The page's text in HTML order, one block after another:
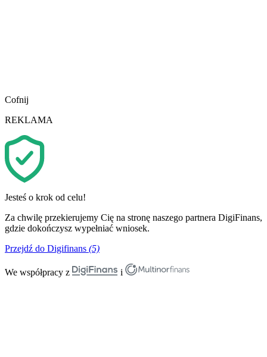
Cofnij
REKLAMA
Jesteś o krok od celu!
Za chwilę przekierujemy Cię na stronę naszego partnera DigiFinans,
gdzie dokończysz wypełniać wniosek.
Przejdź do Digifinans (5)
We współpracy z i